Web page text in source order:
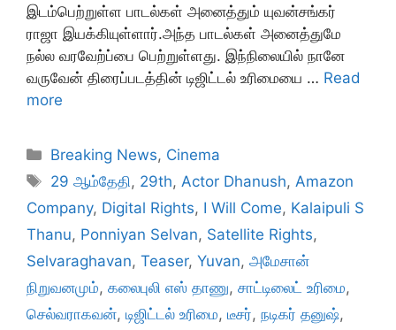
இடம்பெற்றுள்ள பாடல்கள் அனைத்தும் யுவன்சங்கர்
ராஜா இயக்கியுள்ளார்.அந்த பாடல்கள் அனைத்துமே
நல்ல வரவேற்ப்பை பெற்றுள்ளது. இந்நிலையில் நானே
வருவேன் திரைப்படத்தின் டிஜிட்டல் உரிமையை … Read
more
Categories
Breaking News, Cinema
Tags
29 ஆம்தேதி, 29th,Actor Dhanush,Amazon
Company, Digital Rights, I Will Come, Kalaipuli S
Thanu, Ponniyan Selvan, Satellite Rights,
Selvaraghavan, Teaser, Yuvan, அமேசான்
நிறுவனமும், கலைபுலி எஸ் தாணு, சாட்டிலைட் உரிமை,
செல்வராகவன், டிஜிட்டல் உரிமை, டீசர், நடிகர் தனுஷ்,